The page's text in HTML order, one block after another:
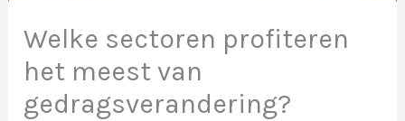
Welke sectoren profiteren
het meest van
gedragsverandering?